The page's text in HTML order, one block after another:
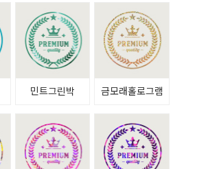
민트그린박 금모래홀로그램